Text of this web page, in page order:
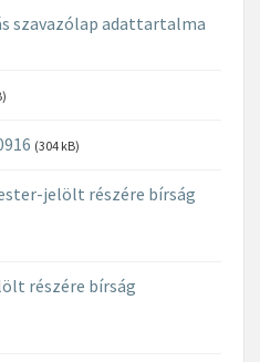
szavazólap adattartalma
(304 kB)
jelölt részére bírság
részére bírság